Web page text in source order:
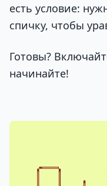
есть условие:
спичку, чтобы
Готовы?
начинайте!